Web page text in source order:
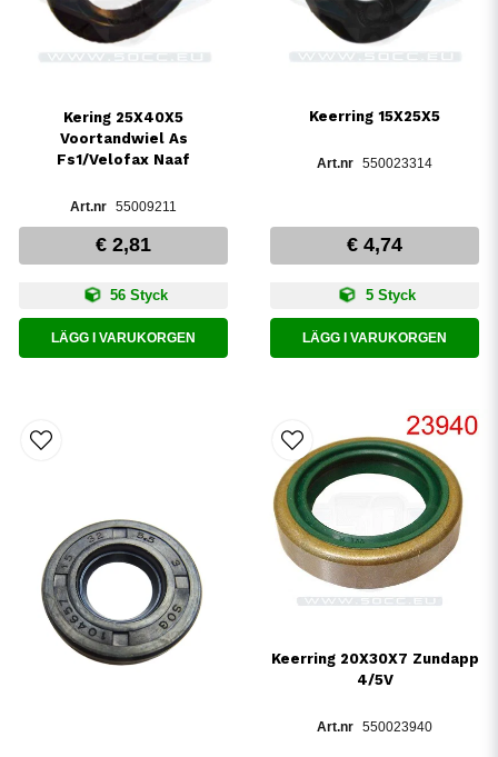
Kering 25X40X5
Voortandwiel As
Fs1/Velofax Naaf
55009211
€ 2,81
56 Styck
LÄGG I VARUKORGEN
Keerring 15X25X5
550023314
€ 4,74
5 Styck
LÄGG I VARUKORGEN
Keerring 20X30X7 Zundapp
4/5V
550023940